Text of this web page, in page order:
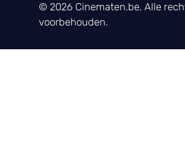
© 2026 Cinematen.be. Alle
voorbehouden.